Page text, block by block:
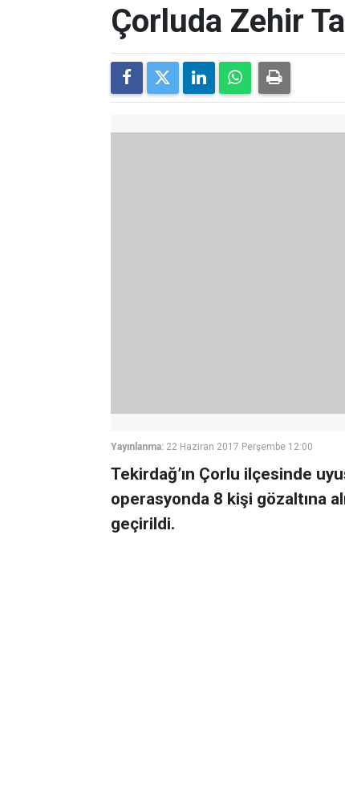
Çorluda Zehir
Yayınlanma: 22 Haziran 2017 Perşembe 12:00
Tekirdağ’ın Çorlu ilçesinde
operasyonda 8 kişi gözaltına
geçirildi.